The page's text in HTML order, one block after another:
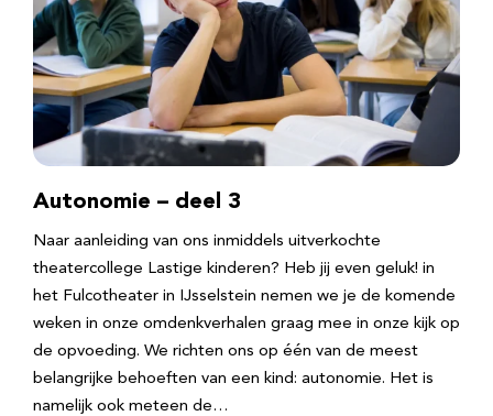
Autonomie – deel 3
Naar aanleiding van ons inmiddels uitverkochte
theatercollege Lastige kinderen? Heb jij even geluk! in
het Fulcotheater in IJsselstein nemen we je de komende
weken in onze omdenkverhalen graag mee in onze kijk op
de opvoeding. We richten ons op één van de meest
belangrijke behoeften van een kind: autonomie. Het is
namelijk ook meteen de…